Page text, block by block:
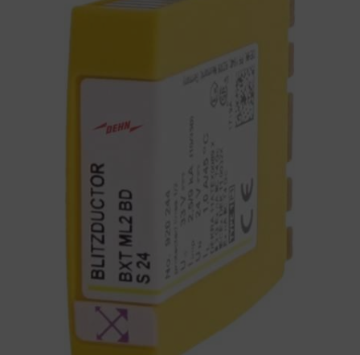
Nachhaltigkeit